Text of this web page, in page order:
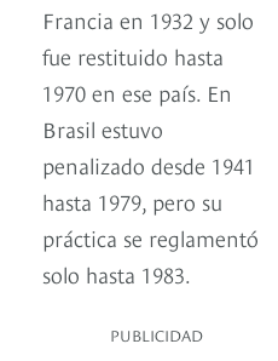
Francia en 1932 y solo
fue restituido hasta
1970 en ese país. En
Brasil estuvo
penalizado desde 1941
hasta 1979, pero su
práctica se reglamentó
solo hasta 1983.
PUBLICIDAD